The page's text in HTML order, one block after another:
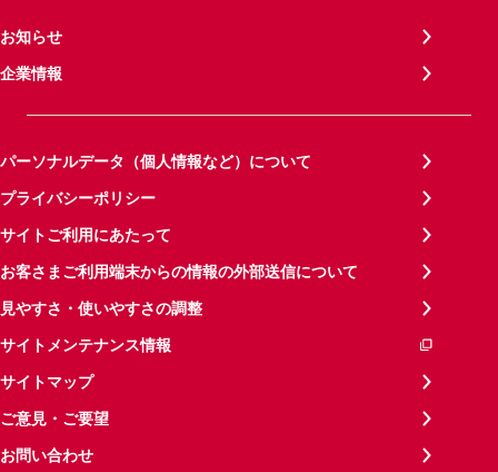
お知らせ
企業情報
パーソナルデータ（個人情報など）について
プライバシーポリシー
サイトご利用にあたって
お客さまご利用端末からの情報の外部送信について
見やすさ・使いやすさの調整
サイトメンテナンス情報
サイトマップ
ご意見・ご要望
お問い合わせ